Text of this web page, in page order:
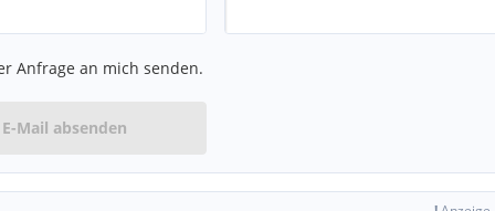
Anfrage an mich senden.
E-Mail absenden